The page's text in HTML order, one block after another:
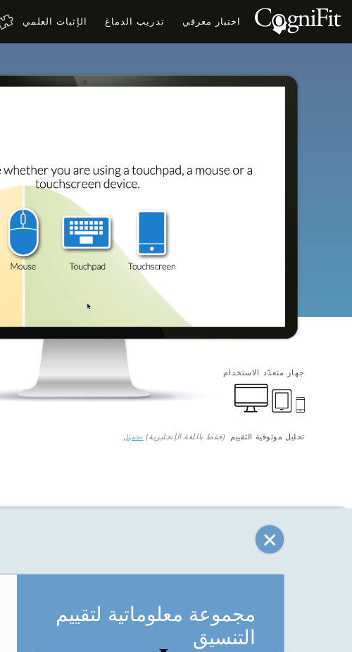
اختبار معرفي تدريب الدماغ الإثبات العلمي
جهاز متعدّد الاستخدام
تحليل موثوقية التقييم (فقط باللغة الإنجليزية) تحميل
مجموعة معلوماتية لتقييم
التنسيق